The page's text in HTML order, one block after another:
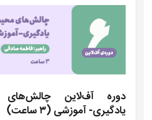
دوره آف‌لاین
یادگیری- آموزشی (۳ ساعت)